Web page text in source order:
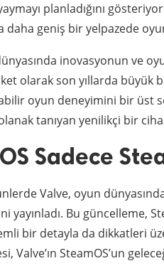
planladığını
daha geniş bir yelpazede
inovasyonun ve
olarak son yıllarda büyük
oyun deneyimini bir üst
tanıyan yenilikçi bir
Sadece
Valve, oyun
yayınladı. Bu güncelleme,
bir detayla da dikkatleri
Valve’ın SteamOS’un